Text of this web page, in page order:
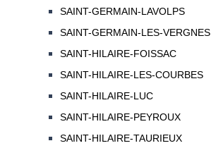
SAINT-GERMAIN-LAVOLPS
SAINT-GERMAIN-LES-VERGNES
SAINT-HILAIRE-FOISSAC
SAINT-HILAIRE-LES-COURBES
SAINT-HILAIRE-LUC
SAINT-HILAIRE-PEYROUX
SAINT-HILAIRE-TAURIEUX